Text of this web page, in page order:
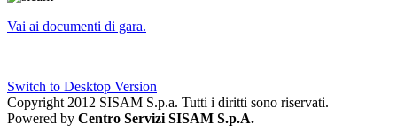
Vai ai documenti di gara.
Switch to Desktop Version
Copyright 2012 SISAM S.p.a. Tutti i diritti sono riservati.
Powered by Centro Servizi SISAM S.p.A.